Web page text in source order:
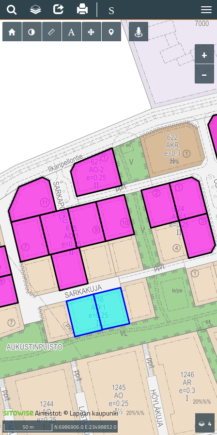
Aineistot: © Lapuan kaupunki
50 m N:6986906.0 E:23498852.0
+
−
4
S